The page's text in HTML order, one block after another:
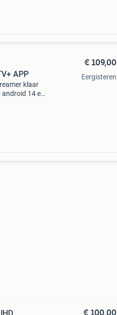
APP
klaar
android 14 en
€ 109,00
Eergisteren
€ 100,00